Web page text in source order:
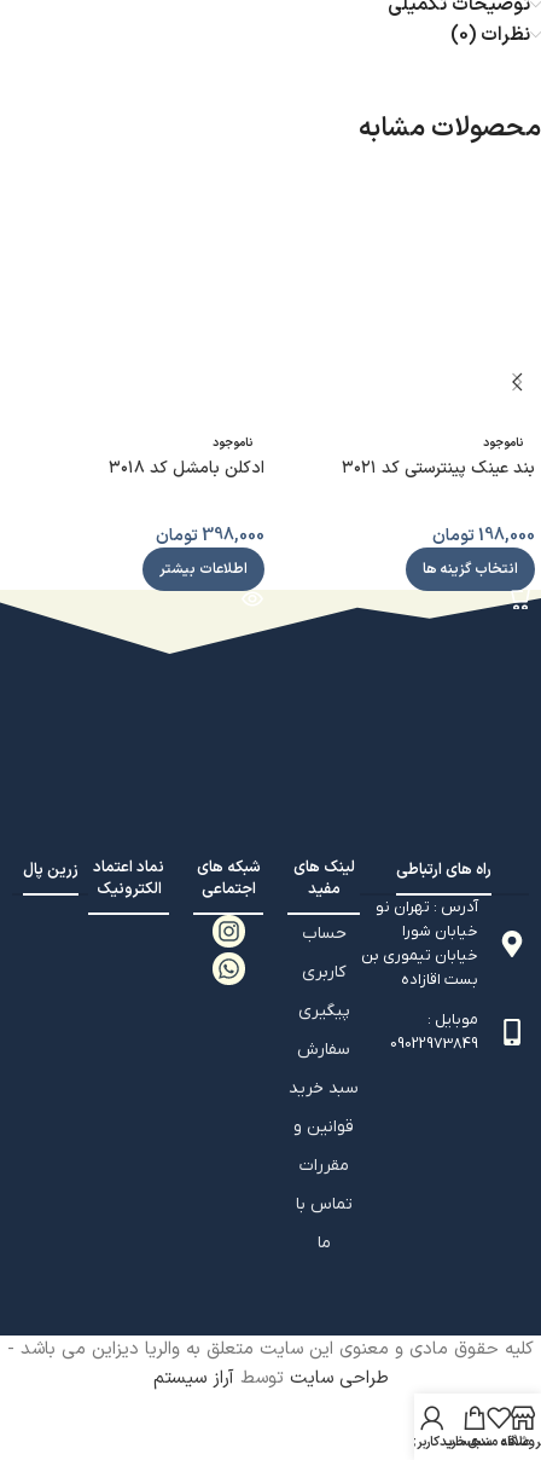
نظرات (0)
محصولات مشابه
ناموجود
بند عینک پینترستی کد ۳۰۲۱
198,000تومان
انتخاب گزینه ها
ناموجود
ادکلن بامشل کد ۳۰۱۸
398,000تومان
اطلاعات بیشتر
راه های ارتباطی
آدرس : تهران نو
خیابان شورا
خیابان تيموري بن
بست اقازاده
موبایل :
09022973849
لینک های
مفید
حساب
کاربری
پیگیری
سفارش
سبد خرید
قوانین و
مقررات
تماس با
ما
شبکه های
اجتماعی
نماد اعتماد
الکترونیک
زرین پال
کلیه حقوق مادی و معنوی این سایت متعلق به والریا دیزاین می باشد -
طراحی سایت توسطآراز سیستم
علاقه مندیسبد خرید
حساب کاربری من